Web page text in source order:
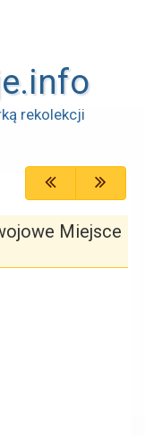
rekolekcji
Miejsce